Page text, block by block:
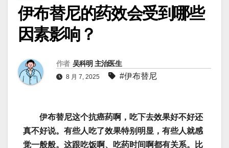
伊布替尼的药效会受到哪些
因素影响？
作者 吴科明 主治医生
8 月 7, 2025 #伊布替尼
伊布替尼这个抗癌药啊，吃下去效果好不好还
真不好说。有些人吃了效果特别明显，有些人就感
觉一般般。这跟吃饭啊、吃药时间啊都有关系。比